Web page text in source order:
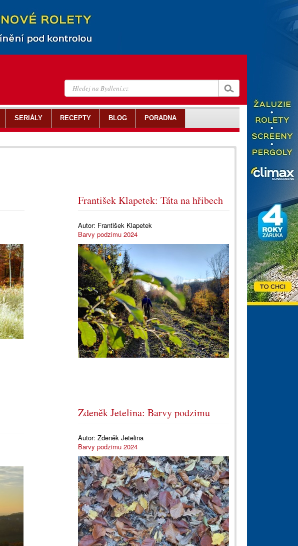
František Klapetek: Táta na hřibech
Autor: František Klapetek
Barvy podzimu 2024
Zdeněk Jetelina: Barvy podzimu
Autor: Zdeněk Jetelina
Barvy podzimu 2024
SERIÁLY RECEPTY BLOG PORADNA